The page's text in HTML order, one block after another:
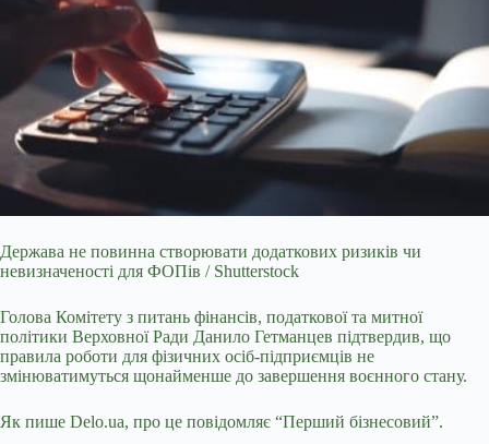
Держава не повинна створювати додаткових ризиків чи
невизначеності для ФОПів / Shutterstock
Голова Комітету з питань фінансів, податкової та митної
політики ВерховноїРади Данило Гетманцев підтвердив, що
правила роботи для фізичних осіб‑підприємців не
змінюватимуться щонайменше до завершення воєнного стану.
Як пише Delo.ua, про це повідомляє “Перший бізнесовий”.